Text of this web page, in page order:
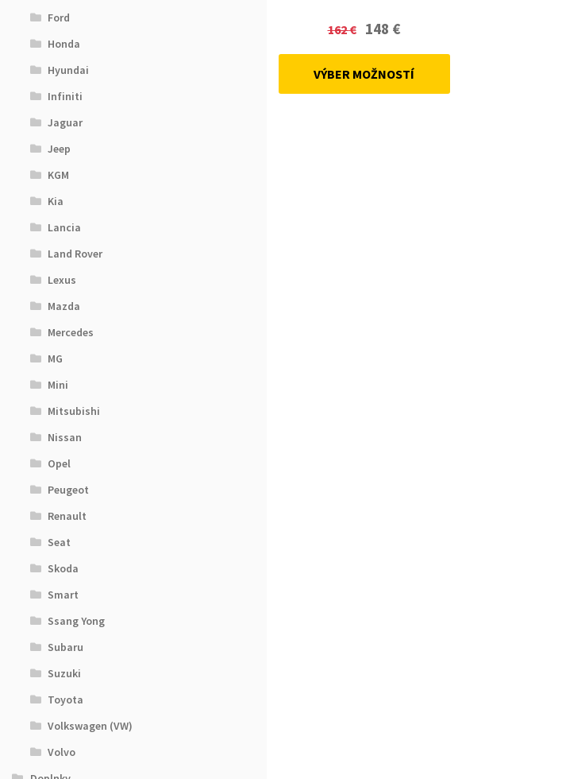
Ford
Honda
Hyundai
Infiniti
Jaguar
Jeep
KGM
Kia
Lancia
Land Rover
Lexus
Mazda
Mercedes
MG
Mini
Mitsubishi
Nissan
Opel
Peugeot
Renault
Seat
Skoda
Smart
Ssang Yong
Subaru
Suzuki
Toyota
Volkswagen (VW)
Volvo
162€
Original
162 €.
148 €
148 €.
VÝBER MOŽNOSTÍ